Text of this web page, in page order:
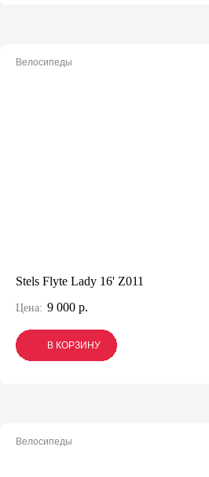
Велосипеды
Stels Flyte Lady 16' Z011
Цена: 9 000 р.
В КОРЗИНУ
В КОРЗИНУ
В КОРЗИНУ
Велосипеды